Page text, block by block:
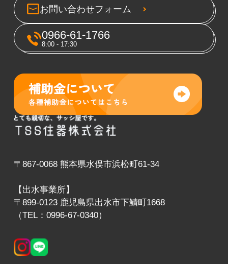
お問い合わせフォーム
0966-61-1766
8:00 - 17:30
〒867-0068 熊本県水俣市浜松町61-34
【出水事業所】
〒899-0123 鹿児島県出水市下鯖町1668
（TEL：0996-67-0340）